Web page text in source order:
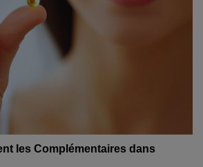
les Complémentaires dans